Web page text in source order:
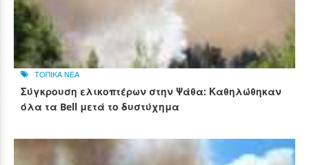
ΤΟΠΙΚΑ ΝΕΑ
Σύγκρουση ελικοπτέρων στην Ψάθα: Καθηλώθηκαν
όλα τα Bell μετά το δυστύχημα